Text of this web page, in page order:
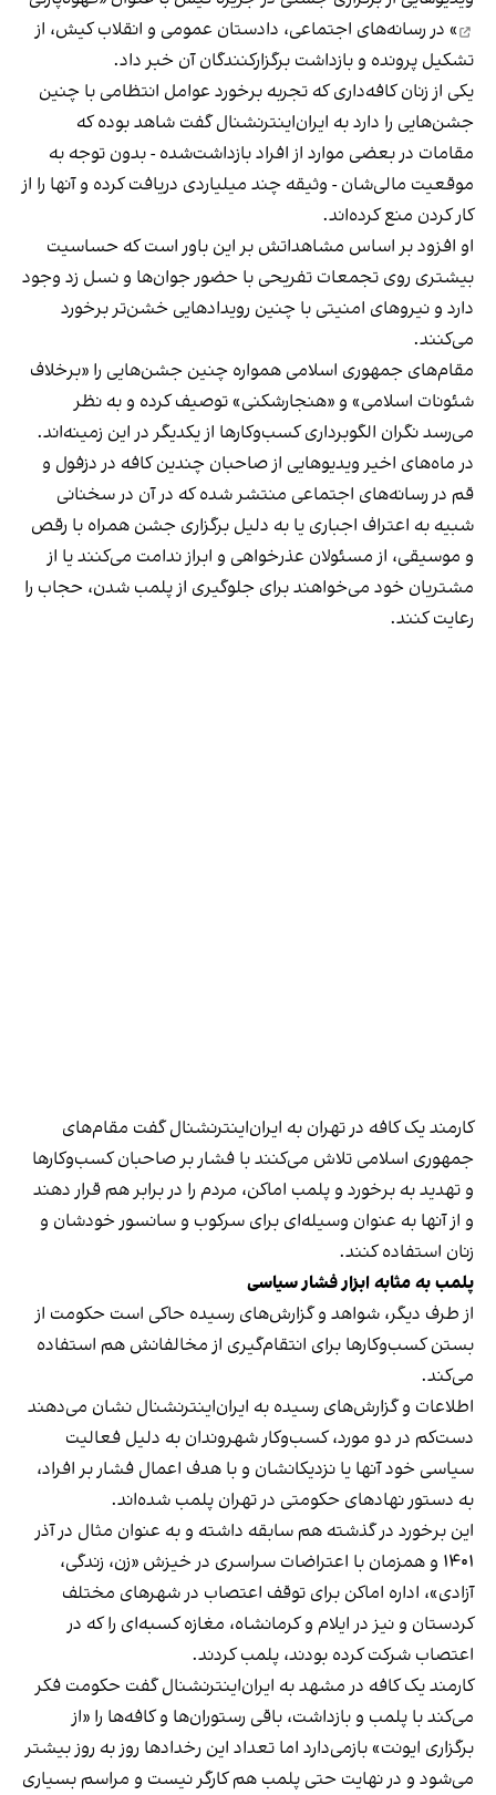
» در رسانه‌های اجتماعی، دادستان عمومی و انقلاب کیش، از
تشکیل پرونده و بازداشت برگزارکنندگان آن خبر داد.
یکی از زنان کافه‌داری که تجربه برخورد عوامل انتظامی با چنین
جشن‌هایی را دارد به ایران‌اینترنشنال گفت شاهد بوده که
مقامات در بعضی موارد از افراد بازداشت‌‌شده - بدون توجه به
موقعیت مالی‌شان - وثیقه چند میلیاردی دریافت کرده و آنها را از
کار کردن منع کرده‌اند.
او افزود بر اساس مشاهداتش بر این باور است که حساسیت
بیشتری روی تجمعات تفریحی با حضور جوان‌ها و نسل زد وجود
دارد و نیروهای امنیتی با چنین رویدادهایی خشن‌تر برخورد
می‌کنند.
مقام‌های جمهوری اسلامی همواره چنین جشن‌هایی را «برخلاف
شئونات اسلامی» و «هنجارشکنی» توصیف کرده و به نظر
می‌رسد نگران الگوبرداری کسب‌وکارها از یکدیگر در این زمینه‌اند.
در ماه‌های اخیر ویدیوهایی از صاحبان چندین کافه در دزفول و
قم در رسانه‌های اجتماعی منتشر شده که در آن در سخنانی
شبیه به اعتراف اجباری یا به دلیل برگزاری جشن همراه با رقص
و موسیقی، از مسئولان عذرخواهی و ابراز ندامت می‌کنند یا از
مشتریان خود می‌خواهند برای جلوگیری از پلمب شدن، حجاب را
رعایت کنند.
کارمند یک کافه در تهران به ایران‌اینترنشنال گفت مقام‌های
جمهوری اسلامی تلاش می‌کنند با فشار بر صاحبان کسب‌وکارها
و تهدید به برخورد و پلمب اماکن، مردم را در برابر هم قرار دهند
و از آنها به عنوان وسیله‌ای برای سرکوب و سانسور خودشان و
زنان استفاده کنند.
پلمب به مثابه ابزار فشار سیاسی
از طرف دیگر، شواهد و گزارش‌های رسیده حاکی است حکومت از
بستن کسب‌وکارها برای انتقام‌گیری از مخالفانش هم استفاده
می‌کند.
اطلاعات و گزارش‌های رسیده به ایران‌اینترنشنال نشان می‌دهند
دست‌کم در دو مورد، کسب‌وکار شهروندان به دلیل فعالیت
سیاسی خود آنها یا نزدیکانشان و با هدف اعمال فشار بر افراد،
به دستور نهادهای حکومتی در تهران پلمب شده‌اند.
این برخورد در گذشته هم سابقه داشته و به عنوان مثال در آذر
۱۴۰۱ و همزمان با اعتراضات سراسری در خیزش «زن، زندگی،
آزادی»، اداره اماکن برای توقف اعتصاب در شهرهای مختلف
کردستان و نیز در ایلام و کرمانشاه، مغازه کسبه‌ای را که در
اعتصاب شرکت کرده بودند، پلمب کردند.
کارمند یک کافه در مشهد به ایران‌اینترنشنال گفت حکومت فکر
می‌کند با پلمب و بازداشت، باقی رستوران‌ها و کافه‌ها را «از
برگزاری ایونت» بازمی‌دارد اما تعداد این رخدادها روز به روز بیشتر
می‌شود و در نهایت حتی پلمب هم کارگر نیست و مراسم بسیاری